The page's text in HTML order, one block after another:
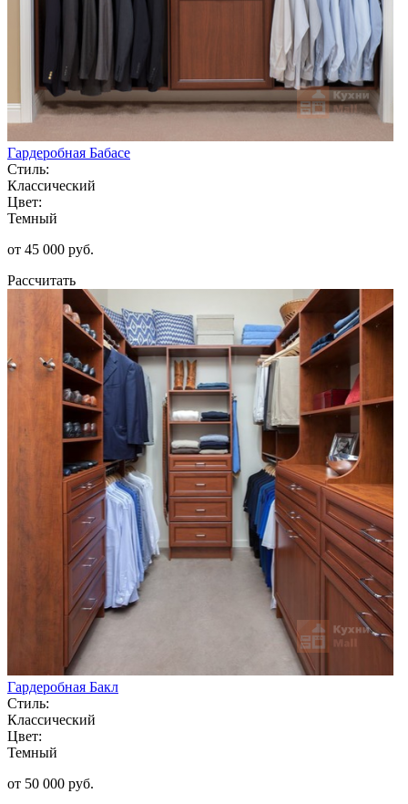
Гардеробная Бабасе
Стиль:
Классический
Цвет:
Темный
от 45 000 руб.
Рассчитать
Гардеробная Бакл
Стиль:
Классический
Цвет:
Темный
от 50 000 руб.